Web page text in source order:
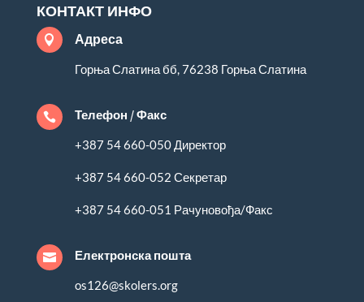
КОНТАКТ ИНФО
 Адреса
Горња Слатина бб, 76238 Горња Слатина
 Телефон / Факс
+387 54 660-050 Директор
+387 54 660-052 Секретар
+387 54 660-051 Рачуновођа/Факс
 Електронска пошта
os126@skolers.org